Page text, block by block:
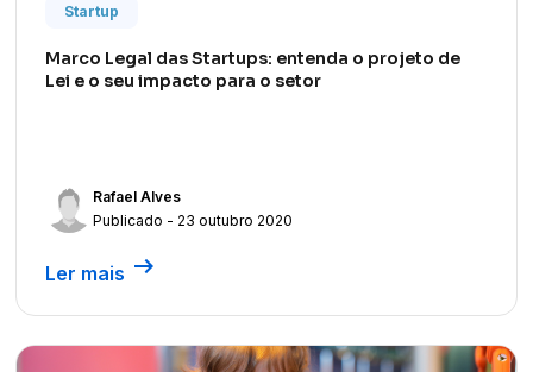
Startup
Marco Legal das Startups: entenda o projeto de
Lei e o seu impacto para o setor
Rafael Alves
Publicado - 23 outubro 2020
Ler mais arrow_right_alt